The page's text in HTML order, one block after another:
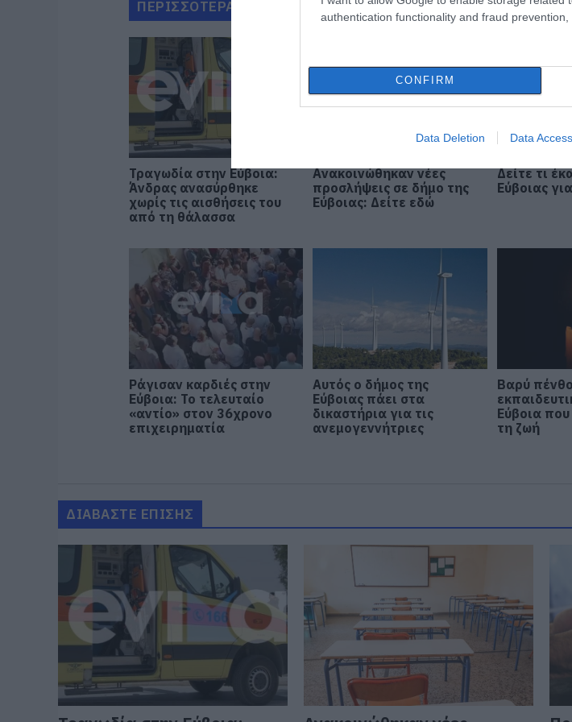
authentication functionality and fraud prevention,
CONFIRM
Data Deletion Data Access
ΠΕΡΙΣΣΟΤΕΡΑ ΑΠΟ ΕΙΔΗΣΕΙΣ ΕΥΒΟΙΑ
Τραγωδία στην Εύβοια:
Άνδρας ανασύρθηκε
χωρίς τις αισθήσεις του
από τη θάλασσα
Ανακοινώθηκαν νέες
προσλήψεις σε δήμο της
Εύβοιας: Δείτε εδώ
Δείτε τι
Εύβοιας
Ράγισαν καρδιές στην
Εύβοια: Το τελευταίο
«αντίο» στον 36χρονο
επιχειρηματία
Αυτός ο δήμος της
Εύβοιας πάει στα
δικαστήρια για τις
ανεμογεννήτριες
Βαρύ
Εύβοια
τη ζωή
ΔΙΑΒΑΣΤΕ ΕΠΙΣΗΣ